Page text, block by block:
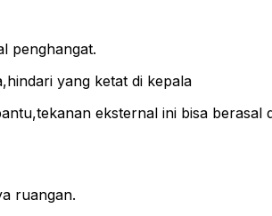
penghangat.
yang ketat di kepala
eksternal ini bisa
ruangan.